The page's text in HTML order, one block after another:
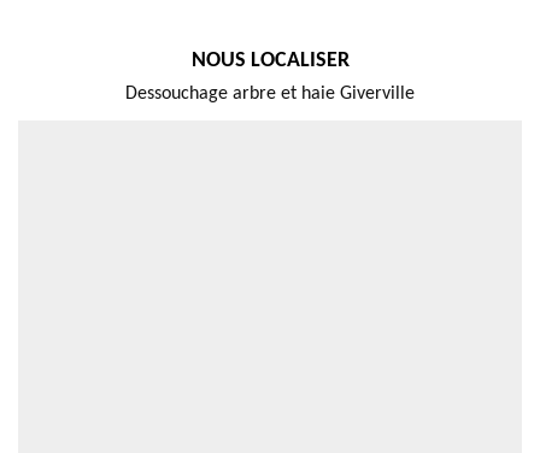
NOUS LOCALISER
Dessouchage arbre et haie Giverville